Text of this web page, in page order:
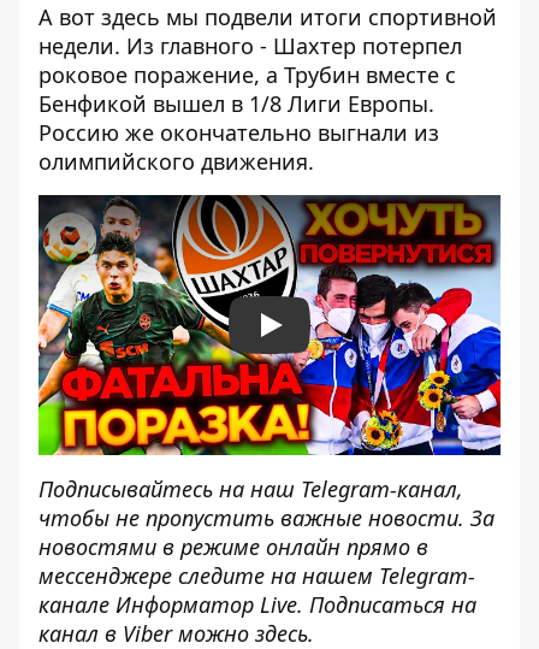
А вот здесь мы подвели итоги спортивной
недели. Из главного - Шахтер потерпел
роковое поражение, а Трубин вместе с
Бенфикой вышел в 1/8 Лиги Европы.
Россию же окончательно выгнали из
олимпийского движения.
Play
Подписывайтесь на наш Telegram-канал,
чтобы не пропустить важные новости. За
новостями в режиме онлайн прямо в
мессенджере следите на нашем Telegram-
канале Информатор Live. Подписаться на
канал в Viber можно здесь.